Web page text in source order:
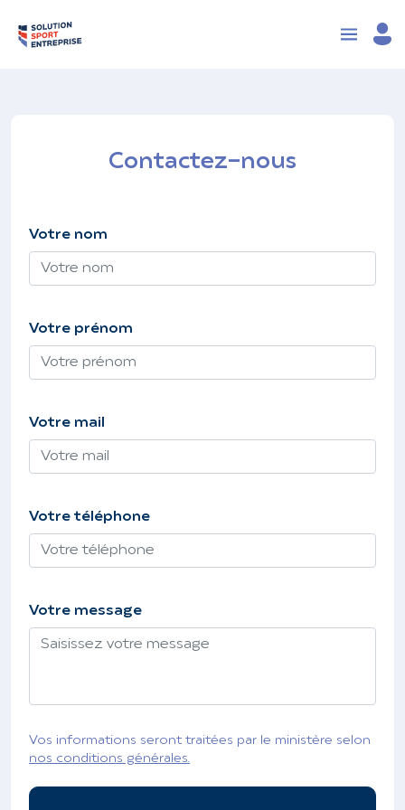
Contactez-nous
Votre nom
Votre prénom
Votre mail
Votre téléphone
Votre message
Vos informations seront traitées par le ministère selon
nos conditions générales.